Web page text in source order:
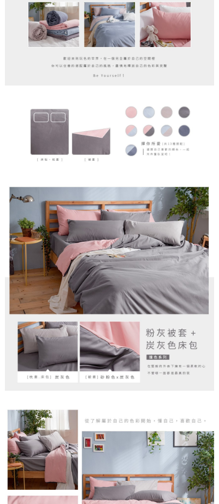
權轉讓予恩沛科技股份有限公司。
２．關於個人資料處理事宜，請瀏覽以下網址：
https://aftee.tw/terms/#terms3
３．未成年的使用者請事先徵得法定代理人或監護人之同意方可使用
「AFTEE先享後付」，若未經同意申辦者引起之損失，本公司不負相關責
４．使用「AFTEE先享後付」時，將依據個別帳號之用戶狀況，依本公司即
時審查核予不同之上限額度；若仍有額度不足之情形，本公司將視審查結果
新竹貨運
每筆NT$80，滿NT$999(含以上)免運費